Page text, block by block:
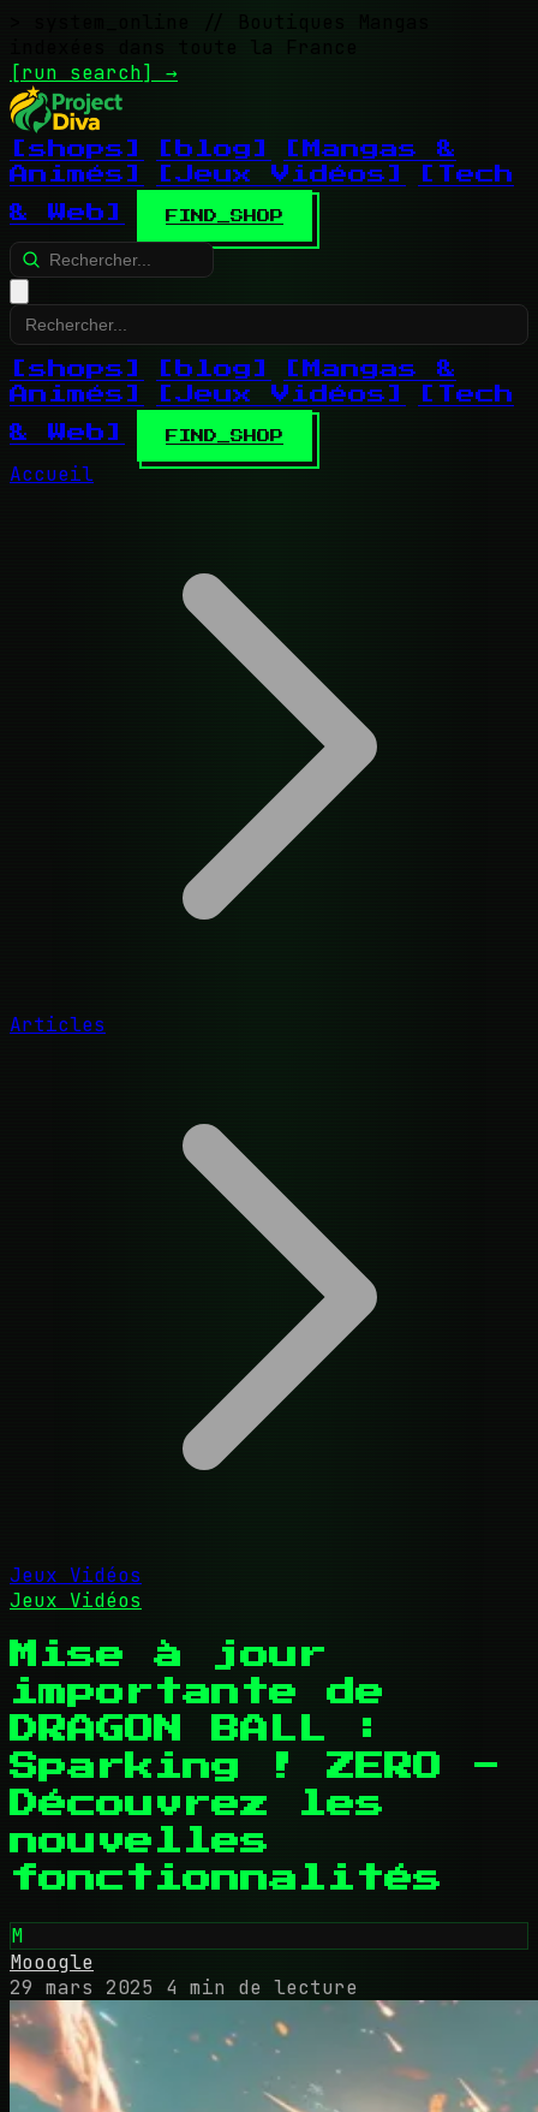
// Boutiques Mangas
indexées dans toute la France
[run search] →
[shops] [blog]
[Mangas &
Animés]
[Jeux Vidéos]
[Tech
& Web]
FIND_SHOP
[shops] [blog]
[Mangas &
Animés]
[Jeux Vidéos]
[Tech
& Web]
FIND_SHOP
Accueil
Articles
Jeux Vidéos
Jeux Vidéos
Mise à jour
importante de
DRAGON BALL :
Sparking ! ZERO -
Découvrez les
nouvelles
fonctionnalités
M
Mooogle
29 mars 2025
4 min de lecture